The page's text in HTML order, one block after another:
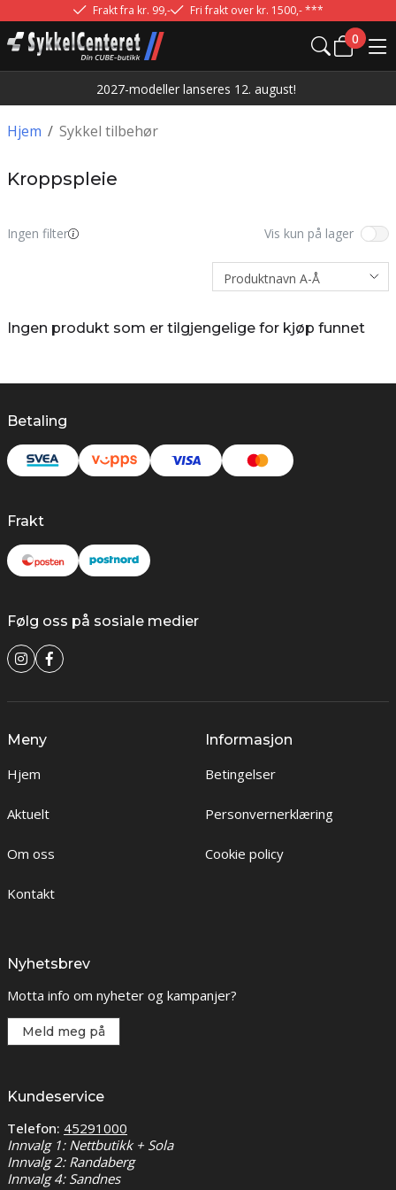
Frakt fra kr. 99,- Fri frakt over kr. 1500,- ***
0
2027-modeller lanseres 12. august!
/
Hjem Sykkel tilbehør
Kroppspleie
Ingen filter Vis kun på lager
Ingen produkt som er tilgjengelige for kjøp funnet
Betaling
Frakt
Følg oss på sosiale medier
Meny
Hjem
Aktuelt
Om oss
Kontakt
Informasjon
Betingelser
Personvernerklæring
Cookie policy
Nyhetsbrev
Motta info om nyheter og kampanjer?
Meld meg på
Kundeservice
Telefon: 45291000
Innvalg 1: Nettbutikk + Sola
Innvalg 2: Randaberg
Innvalg 4: Sandnes